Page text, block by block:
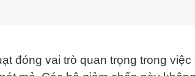
đóng vai trò quan trọng trong